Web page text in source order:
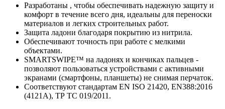
Разработаны , чтобы обеспечивать надежную защиту и
комфорт в течение всего дня, идеальны для переноски
материалов и легких строительных работ.
Защита ладони благодаря покрытию из нитрила.
Обеспечивают точность при работе с мелкими
объектами.
SMARTSWIPE™ на ладонях и кончиках пальцев -
позволяют пользоваться устройствами с активными
экранами (смартфоны, планшеты) не снимая перчаток.
Соответствуют стандартам EN ISO 21420, EN388:2016
(4121A), ТР ТС 019/2011.